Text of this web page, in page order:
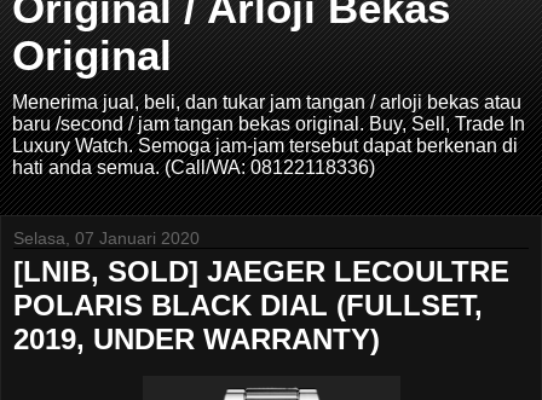
Original
Menerima jual, beli, dan tukar jam tangan / arloji bekas atau
baru /second / jam tangan bekas original. Buy, Sell, Trade In
Luxury Watch. Semoga jam-jam tersebut dapat berkenan di
hati anda semua. (Call/WA: 08122118336)
Selasa, 07 Januari 2020
[LNIB, SOLD] JAEGER LECOULTRE
POLARIS BLACK DIAL (FULLSET,
2019, UNDER WARRANTY)